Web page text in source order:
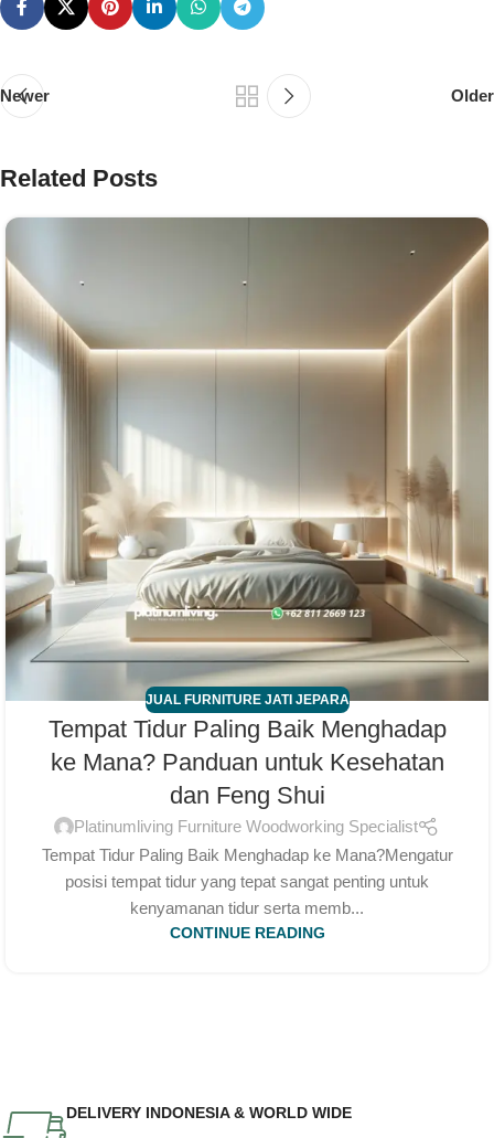
Newer Older
Related Posts
JUAL FURNITURE JATI JEPARA
Tempat Tidur Paling Baik Menghadap
ke Mana? Panduan untuk Kesehatan
dan Feng Shui
Platinumliving Furniture Woodworking Specialist
Tempat Tidur Paling Baik Menghadap ke Mana?Mengatur
posisi tempat tidur yang tepat sangat penting untuk
kenyamanan tidur serta memb...
CONTINUE READING
DELIVERY INDONESIA & WORLD WIDE